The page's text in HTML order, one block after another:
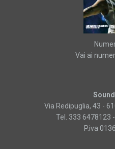
Vai ai
Via Redipuglia, 43 -
Tel. 333 6478123 -
P.iva